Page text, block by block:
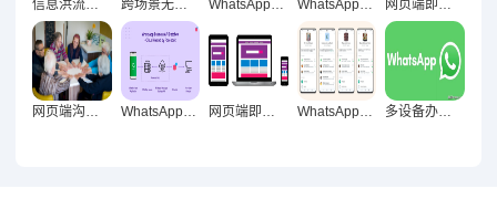
信息洪流下WhatsApp网页版的效率革命与深度表现解析 跨场景无界沟通，WhatsApp网页版多元场景适应性深度解析 WhatsApp网页版，重构沟通流程的数字化革新引擎 WhatsApp网页版，跨设备沟通时代的效率革命与便利性探秘 网页端即时通讯，重构工作信息数字中枢
WhatsApp网页版革新实践，跨平台协同与即时沟通对响应效率的提升影响 WhatsApp网页版高频沟通适配性深度场景化解析